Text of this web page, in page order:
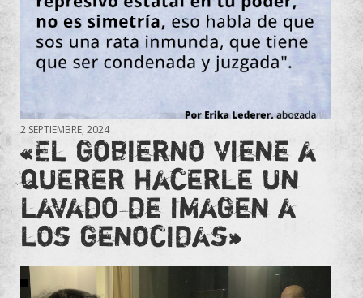
2 SEPTIEMBRE, 2024
«El gobierno viene a
querer hacerle un
lavado de imagen a
los genocidas»